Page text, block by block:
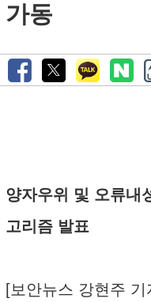
가동
양자우위 및 오류내
고리즘 발표
[보안뉴스 강현주